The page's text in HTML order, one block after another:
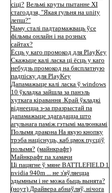
сіці? Вельмі круты пытанне XI
стагоддзя, "Якая гульня на unity
лепш?"
Чаму сталі падтармажваць ўсе
фільмы онлайн і на розных
сайтах?
Ёсць у каго промокод для PlayKey
Скажыце калі ласка ці ёсць у каго
небудзь промокод на бясплатную
падпіску для PlayKey
Дапамажыце калі ласка ў windows
10 ўкладка зайшла за панэль
хуткага кіравання .Край ўкладкі
віднеецца з-за празрыстай па
дапамажыце здагадацца што
агульнага паміж гэтымі малюнкамі
Полымя дракона На якую кнопку
трэба націснуць, каб цмок пусціў
полымя? (майнкрафт)
Майнкрафт па хамачи
Ці пацягне ў мяне BATTLEFIELD 1
nvidia 940m ... не з'яўляецца
здымным і не можа быць вынята?
(ноут) Драйвера абнаўляў, нічога